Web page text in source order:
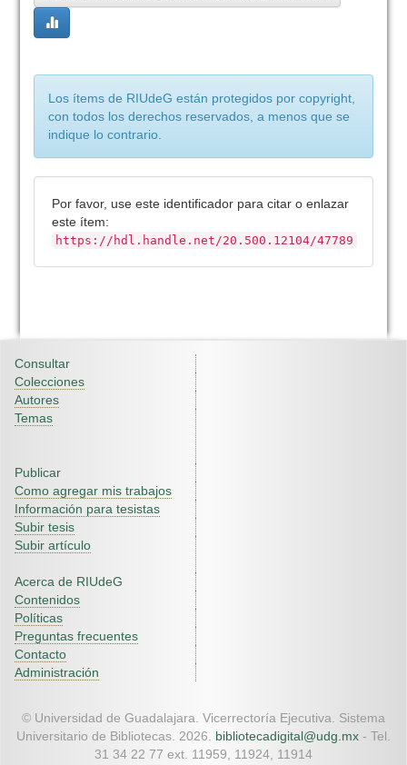
Los ítems de RIUdeG están protegidos por copyright,
con todos los derechos reservados, a menos que se
indique lo contrario.
Por favor, use este identificador para citar o enlazar
este ítem:
https://hdl.handle.net/20.500.12104/47789
Consultar
Colecciones
Autores
Temas
Publicar
Como agregar mis trabajos
Información para tesistas
Subir tesis
Subir artículo
Acerca de RIUdeG
Contenidos
Políticas
Preguntas frecuentes
Contacto
Administración
© Universidad de Guadalajara. Vicerrectoría Ejecutiva. Sistema
Universitario de Bibliotecas. 2026. bibliotecadigital@udg.mx - Tel.
31 34 22 77 ext. 11959, 11924, 11914